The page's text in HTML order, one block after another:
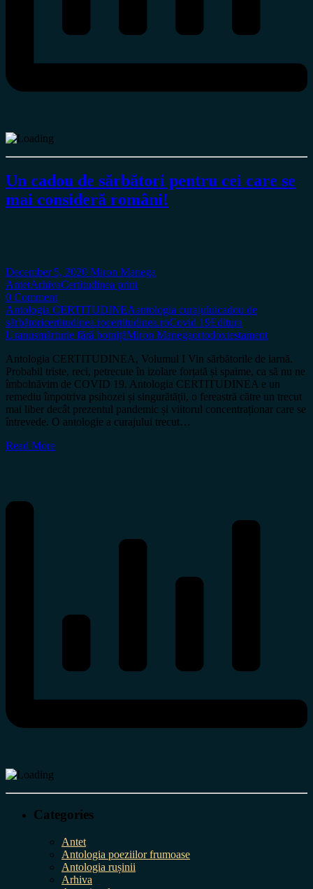
Un cadou de sărbători pentru cei care se
mai consideră români!
December 5, 2020 Miron Manega
AntetArhivaCertitudinea print
0 Comment
Antologia CERTITUDINEAantologia curajuluicadou de
sărbătoricertitudinea.rocertitudinea.roCovid 19Editura
Uranusmărturie fără botnițăMiron Manegaortodoxtestament
Antologia CERTITUDINEA, Volumul I Vin sărbătorile de iarnă.
Probabil triste, reci, petrecute în izolare forțată și spaime, ca să nu ne
îmbolnăvim de COVID 19. Antologia CERTITUDINEA e un
remediu împotriva psihozei și singurătății, o fereastră către un trecut
mai liber decât prezentul pandemic și viitorul concentraționar care se
întrevede. O antologie a curajului trecut…
Read More
Categories
Antet
Antologia poeziilor frumoase
Antologia rușinii
Arhiva